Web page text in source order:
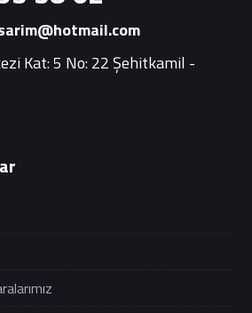
Kat: 5 No: 22 Şehitkamil -